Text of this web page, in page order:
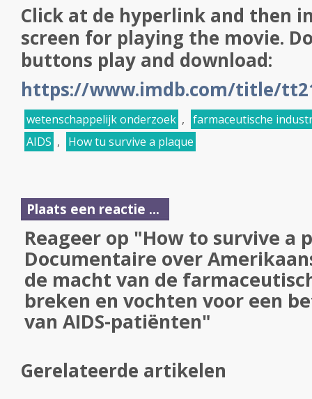
Click at de hyperlink and then
screen for playing the movie.
buttons play and download:
https://www.imdb.com/title/
wetenschappelijk onderzoek , farmaceutische
AIDS , How tu survive a plaque
Plaats een reactie ...
Reageer op "How to survive a
Documentaire over
de macht van de
breken en vochten voor een
van AIDS-patiënten"
Gerelateerde artikelen